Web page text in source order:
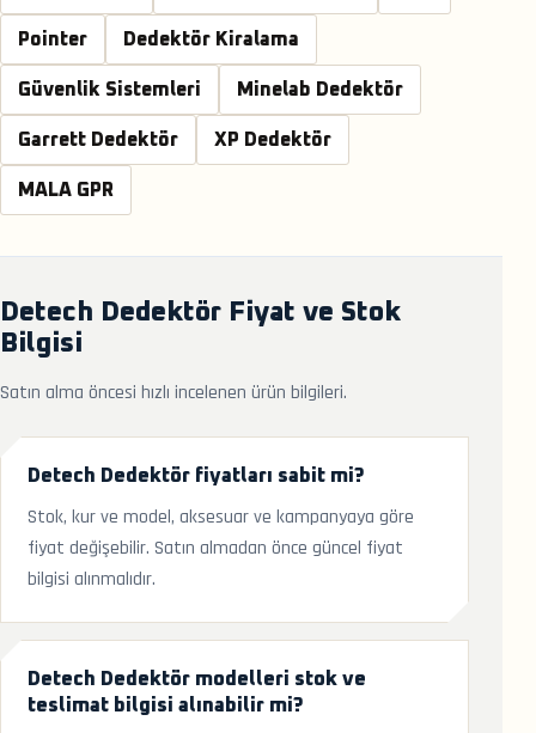
Pointer Dedektör Kiralama
Güvenlik Sistemleri Minelab Dedektör
Garrett Dedektör XP Dedektör
MALA GPR
Detech Dedektör Fiyat ve Stok
Bilgisi
Satın alma öncesi hızlı incelenen ürün bilgileri.
Detech Dedektör fiyatları sabit mi?
Stok, kur ve model, aksesuar ve kampanyaya göre
fiyat değişebilir. Satın almadan önce güncel fiyat
bilgisi alınmalıdır.
Detech Dedektör modelleri stok ve
teslimat bilgisi alınabilir mi?